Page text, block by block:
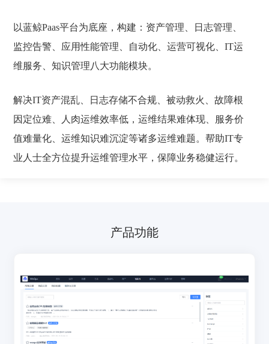
以蓝鲸Paas平台为底座，构建： 资产管理、日志管理、
监控告警、应用性能管理、自动化、运营可视化、IT运
维服务、知识管理八大功能模块。
解决IT资产混乱、日志存储不合规、被动救火、故障根
因定位难、人肉运维效率低，运维结果难体现、服务价
值难量化、运维知识难沉淀等诸多运维难题。帮助IT专
业人士全方位提升运维管理水平，保障业务稳健运行。
产品功能